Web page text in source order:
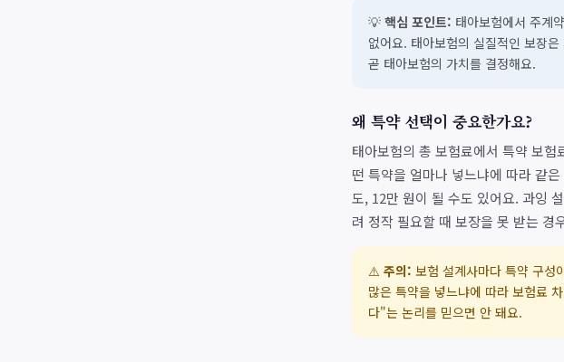
💡 핵심 포인트: 태아보험에서 주계
없어요. 태아보험의 실질적인 보장
곧 태아보험의 가치를 결정해요.
왜 특약 선택이 중요한가요?
태아보험의 총 보험료에서 특약 보
떤 특약을 얼마나 넣느냐에 따라 같
도, 12만 원이 될 수도 있어요. 과잉
려 정작 필요할 때 보장을 못 받는 경
⚠️ 주의: 보험 설계사마다 특약 구성
많은 특약을 넣느냐에 따라 보험료
다"는 논리를 믿으면 안 돼요.